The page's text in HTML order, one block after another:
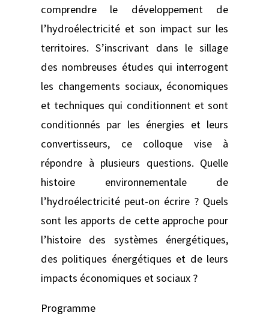
comprendre le développement de
l’hydroélectricité et son impact sur les
territoires. S’inscrivant dans le sillage
des nombreuses études qui interrogent
les changements sociaux, économiques
et techniques qui conditionnent et sont
conditionnés par les énergies et leurs
convertisseurs, ce colloque vise à
répondre à plusieurs questions. Quelle
histoire environnementale de
l’hydroélectricité peut-on écrire ? Quels
sont les apports de cette approche pour
l’histoire des systèmes énergétiques,
des politiques énergétiques et de leurs
impacts économiques et sociaux ?
Programme